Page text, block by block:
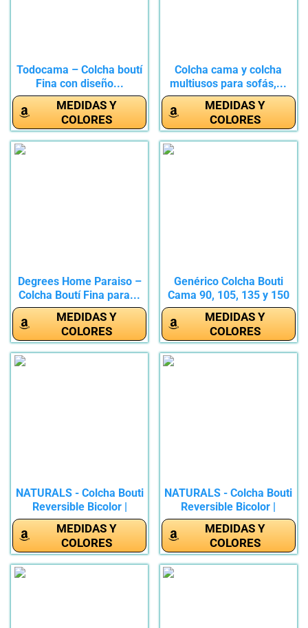
Todocama – Colcha boutí
Fina con diseño...
MEDIDAS Y
COLORES
Colcha cama y colcha
multiusos para sofás,...
MEDIDAS Y
COLORES
Degrees Home Paraiso –
Colcha Boutí Fina para...
MEDIDAS Y
COLORES
Genérico Colcha Bouti
Cama 90, 105, 135 y 150
–...
MEDIDAS Y
COLORES
NATURALS - Colcha Bouti
Reversible Bicolor |
Cama...
MEDIDAS Y
COLORES
NATURALS - Colcha Bouti
Reversible Bicolor |
Cama...
MEDIDAS Y
COLORES